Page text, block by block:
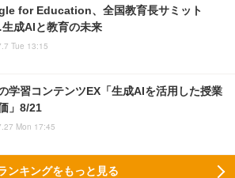
for Education、全国教育長サミット
成AIと教育の未来
Tue 13:15
学習コンテンツEX「生成AIを活用した授業
」8/21
Mon 17:45
ンキングをもっと見る